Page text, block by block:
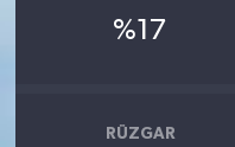
%17
RÜZGAR